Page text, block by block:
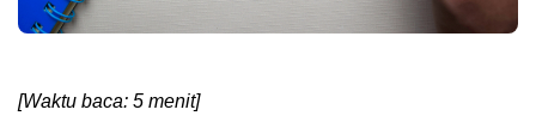
[Waktu baca: 5 menit]